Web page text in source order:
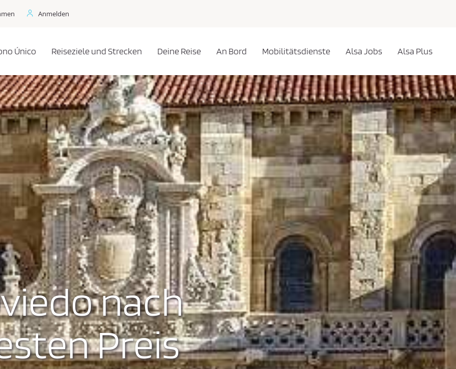
Anmelden
Único Reiseziele und Strecken Deine Reise An Bord Mobilitätsdienste Alsa Jobs Alsa Plus
nach
Preis